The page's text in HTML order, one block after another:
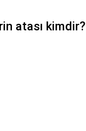
atası kimdir?